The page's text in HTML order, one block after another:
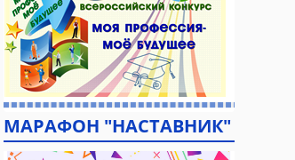
МАРАФОН "НАСТАВНИК"